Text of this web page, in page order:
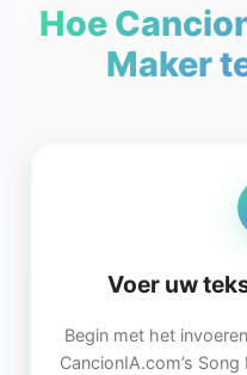
Hoe
Maker
Voer uw
Begin met het
CancionIA.com’s